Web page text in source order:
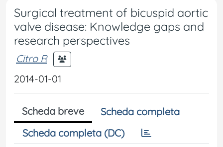
Surgical treatment of bicuspid aortic
valve disease: Knowledge gaps and
research perspectives
Citro R
2014-01-01
Scheda breve
Scheda completa
Scheda completa (DC)